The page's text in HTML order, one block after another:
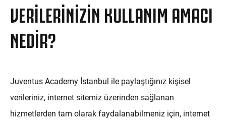
VERILERINIZIN KULLANIM AMACI
NEDIR?
Juventus Academy İstanbul ile paylaştığınız kişisel
verileriniz, internet sitemiz üzerinden sağlanan
hizmetlerden tam olarak faydalanabilmeniz için, internet